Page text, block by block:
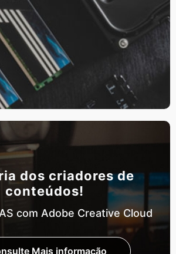
dos criadores de
conteúdos!
com Adobe Creative Cloud
Mais informação